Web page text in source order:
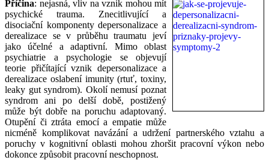
Příčina: nejasná, vliv na vznik mohou mít
psychické trauma. Znecitlivující a
disociační komponenty depersonalizace a
derealizace se v průběhu traumatu jeví
jako účelné a adaptivní. Mimo oblast
psychiatrie a psychologie se objevují
teorie přičítající vznik depersonalizace a
derealizace oslabení imunity (rtuť, toxiny,
leaky gut syndrom). Okolí nemusí poznat
syndrom ani po delší době, postižený
může být dobře na poruchu adaptovaný.
Otupění či ztráta emocí a empatie může
nicméně komplikovat navázání a udržení partnerského vztahu a
poruchy v kognitivní oblasti mohou zhoršit pracovní výkon nebo
dokonce způsobit pracovní neschopnost.